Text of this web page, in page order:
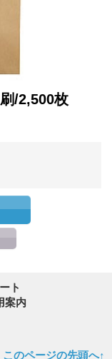
/2,500枚
ト
案内
このページの先頭へ↑